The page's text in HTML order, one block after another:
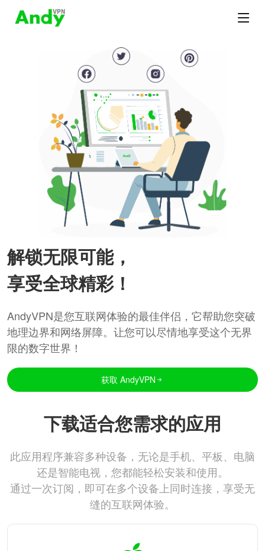
解锁无限可能，
享受全球精彩！
AndyVPN是您互联网体验的最佳伴侣，它帮助您突破
地理边界和网络屏障。让您可以尽情地享受这个无界
限的数字世界！
获取 AndyVPN
下载适合您需求的应用
此应用程序兼容多种设备，无论是手机、平板、电脑
还是智能电视，您都能轻松安装和使用。
通过一次订阅，即可在多个设备上同时连接，享受无
缝的互联网体验。